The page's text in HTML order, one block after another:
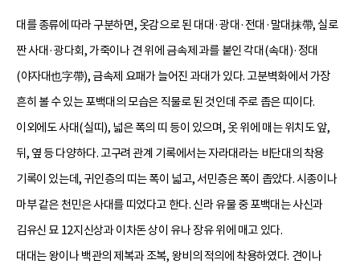
대를 종류에 따라 구분하면, 옷감으로 된 대대·광대·전대·말대抹帶, 실로
짠 사대·광다회, 가죽이나 견 위에 금속제 과를 붙인 각대(속대)·정대
(야자대也字帶), 금속제 요패가 늘어진 과대가 있다. 고분벽화에서 가장
흔히 볼 수 있는 포백대의 모습은 직물로 된 것인데 주로 좁은 띠이다.
이외에도 사대(실띠), 넓은 폭의 띠 등이 있으며, 옷 위에 매는 위치도 앞,
뒤, 옆 등 다양하다. 고구려 관계 기록에서는 자라대라는 비단대의 착용
기록이 있는데, 귀인층의 띠는 폭이 넓고, 서민층은 폭이 좁았다. 시종이나
마부 같은 천민은 사대를 띠었다고 한다. 신라 유물 중 포백대는 사신과
김유신 묘 12지신상과 이차돈 상이 유나 장유 위에 매고 있다.
대대는 왕이나 백관의 제복과 조복, 왕비의 적의에 착용하였다. 견이나